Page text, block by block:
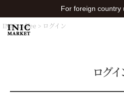
For foreign country
INIC coffee ログイン
ログイ